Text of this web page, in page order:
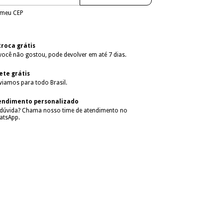
CEP
grátis
não gostou, pode devolver em até 7 dias.
grátis
para todo Brasil.
personalizado
Chama nosso time de atendimento no